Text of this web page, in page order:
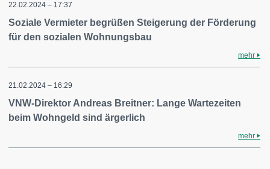
22.02.2024 – 17:37
Soziale Vermieter begrüßen Steigerung der Förderung
für den sozialen Wohnungsbau
mehr
21.02.2024 – 16:29
VNW-Direktor Andreas Breitner: Lange Wartezeiten
beim Wohngeld sind ärgerlich
mehr